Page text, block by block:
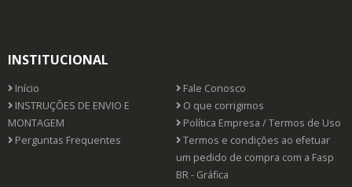
INSTITUCIONAL
Início
Fale Conosco
INSTRUÇÕES DE ENVIO E
MONTAGEM
O que corrigimos
Política Empresa / Termos de Uso
Perguntas Frequentes
Termos e condições ao efetuar
um pedido de compra com a Fasp
BR - Gráfica